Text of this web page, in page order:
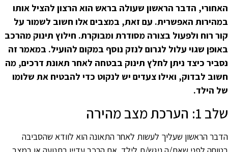
הדבר הראשון שעולה בראש הוא הרצון להציל אותו
האפשרית. עם זאת, במצבים אלו חשוב לשמור על
רוח ולפעול בצורה מסודרת ומבוקרת. חילוץ תינוק מהרכב
שגוי עלול לגרום לנזק נוסף במקום להועיל. במאמר זה
כיצד ניתן לחלץ תינוק בבטחה לאחר תאונת דרכים, מה
לבדוק, ואילו צעדים יש לנקוט כדי להבטיח את שלומו
הילד.
הערכת מצב מהירה
הראשון שעליך לעשות לאחר התאונה הוא לוודא שהסביבה